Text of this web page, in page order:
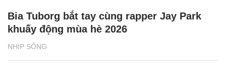
NHỊP SỐNG
Bia Tuborg bắt tay cùng rapper Jay Park
khuấy động mùa hè 2026